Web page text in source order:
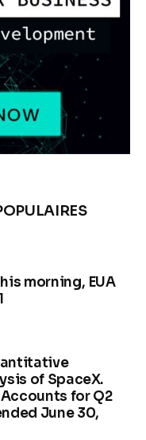
morning, EUA
of SpaceX.
for Q2
June 30,